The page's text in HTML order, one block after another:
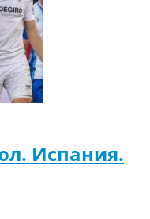
Испания.